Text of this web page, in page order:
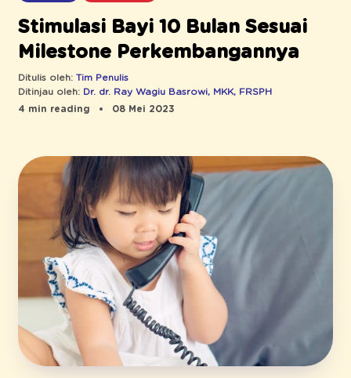
Stimulasi Bayi 10 Bulan Sesuai
Milestone Perkembangannya
Ditulis oleh: Tim Penulis
Ditinjau oleh: Dr. dr. Ray Wagiu Basrowi, MKK, FRSPH
4 min reading
08 Mei 2023